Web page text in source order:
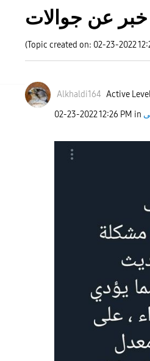
(Topic created on: 02-23-2022
Alkhaldi164 Active
‎02-23-202212:26 PM in